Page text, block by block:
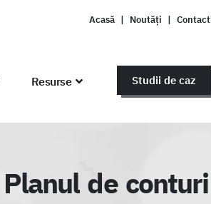
Acasă | Noutăți | Contact
Resurse Studii de caz
de conturi